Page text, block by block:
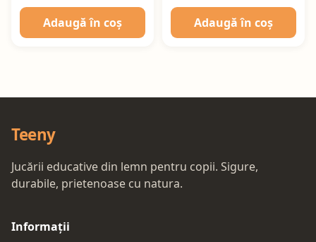
Adaugă în coș
Adaugă în coș
Teeny
Jucării educative din lemn pentru copii. Sigure,
durabile, prietenoase cu natura.
Informații